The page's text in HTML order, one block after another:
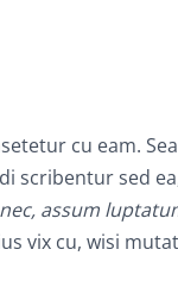
cu eam.
scribentur sed
assum
vix cu, wisi